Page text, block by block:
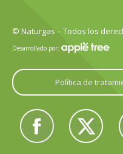
© Naturgas – Todos los
Desarrollado por:
Política de
Facebook
Twitter